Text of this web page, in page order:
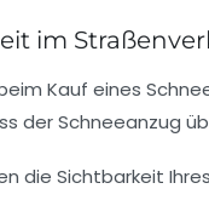
im
Kauf eines
der Schneeanzug
die Sichtbarkeit